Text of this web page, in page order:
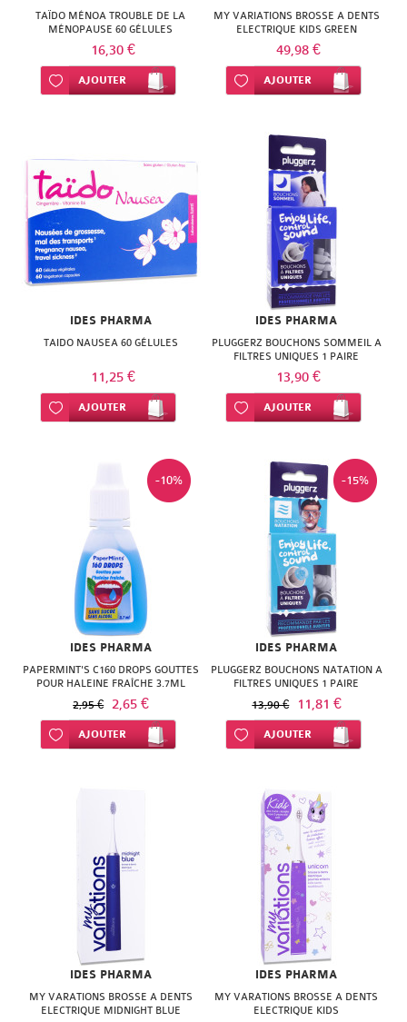
TAÏDO MÉNOA TROUBLE DE LA
MÉNOPAUSE 60 GÉLULES
VÉGÉTALES
16,30 €
Ajouter à ma liste d’envie
AJOUTER
MY VARIATIONS BROSSE A DENTS
ELECTRIQUE KIDS GREEN
49,98 €
Ajouter à ma liste d’envie
AJOUTER
IDES PHARMA
TAIDO NAUSEA 60 GÉLULES
11,25 €
Ajouter à ma liste d’envie
AJOUTER
IDES PHARMA
PLUGGERZ BOUCHONS SOMMEIL A
FILTRES UNIQUES 1 PAIRE
13,90 €
Ajouter à ma liste d’envie
AJOUTER
-10%
IDES PHARMA
PAPERMINT'S C160 DROPS GOUTTES
POUR HALEINE FRAÎCHE 3.7ML
2,95 € 2,65 €
Ajouter à ma liste d’envie
AJOUTER
-15%
IDES PHARMA
PLUGGERZ BOUCHONS NATATION A
FILTRES UNIQUES 1 PAIRE
13,90 € 11,81 €
Ajouter à ma liste d’envie
AJOUTER
IDES PHARMA
MY VARATIONS BROSSE A DENTS
ELECTRIQUE MIDNIGHT BLUE
IDES PHARMA
MY VARATIONS BROSSE A DENTS
ELECTRIQUE KIDS